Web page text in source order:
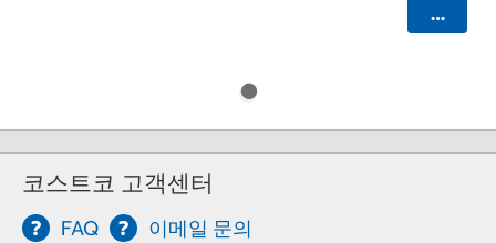
카트에
코스트코 고객센터
FAQ 이메일 문의